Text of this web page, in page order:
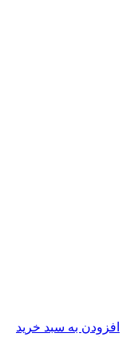
افزودن به سبد خرید